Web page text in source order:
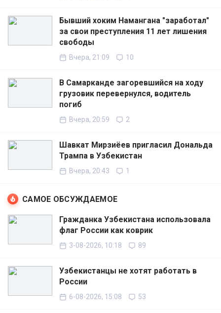
Бывший хоким Намангана "заработал"
за свои преступления 11 лет лишения
свободы
Вчера, 21:09 10
В Самарканде загоревшийся на ходу
грузовик перевернулся, водитель
погиб
Вчера, 20:59 2
Шавкат Мирзиёев пригласил Дональда
Трампа в Узбекистан
Вчера, 20:43 1
САМОЕ ОБСУЖДАЕМОЕ
Гражданка Узбекистана использовала
флаг России как коврик
3-08-2026, 10:18 89
Узбекистанцы не хотят работать в
России
6-08-2026, 15:08 53